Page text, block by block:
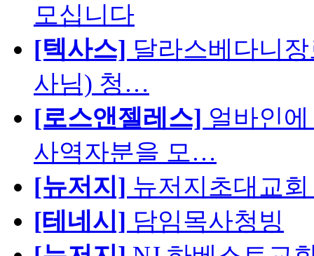
모십니다
[텍사스] 달라스베다니
사님) 청…
[로스앤젤레스] 얼바인
사역자분을 모…
[뉴저지] 뉴저지초대교
[테네시] 담임목사청빙